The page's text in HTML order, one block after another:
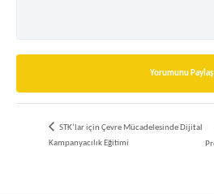
Yorumunu Paylaş
STK’lar için Çevre Mücadelesinde Dijital
Kampanyacılık Eğitimi